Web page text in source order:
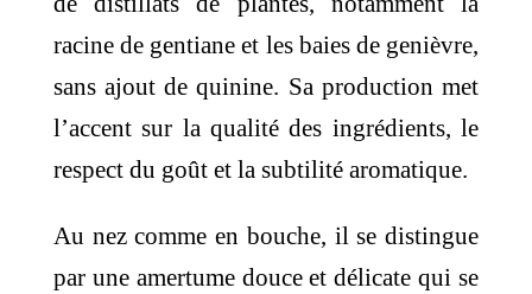
racine de gentiane et les baies de genièvre,
sans ajout de quinine. Sa production met
l’accent sur la qualité des ingrédients, le
respect du goût et la subtilité aromatique.
Au nez comme en bouche, il se distingue
par une amertume douce et délicate qui se